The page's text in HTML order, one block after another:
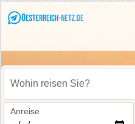
Wohin reisen Sie?
Anreise